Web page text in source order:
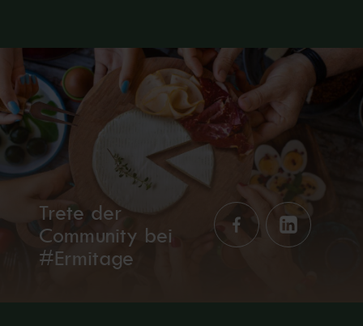
Trete der
Community bei
#Ermitage